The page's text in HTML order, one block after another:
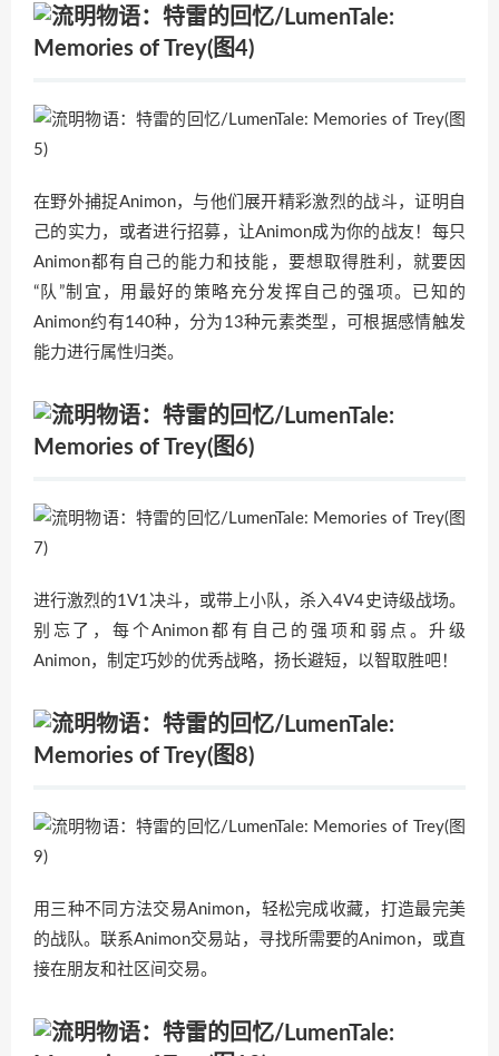
在野外捕捉Animon，与他们展开精彩激烈的战斗，证明自
己的实力，或者进行招募，让Animon成为你的战友！每只
Animon都有自己的能力和技能，要想取得胜利，就要因
“队”制宜，用最好的策略充分发挥自己的强项。已知的
Animon约有140种，分为13种元素类型，可根据感情触发
能力进行属性归类。
进行激烈的1V1决斗，或带上小队，杀入4V4史诗级战场。
别忘了，每个Animon都有自己的强项和弱点。升级
Animon，制定巧妙的优秀战略，扬长避短，以智取胜吧！
用三种不同方法交易Animon，轻松完成收藏，打造最完美
的战队。联系Animon交易站，寻找所需要的Animon，或直
接在朋友和社区间交易。